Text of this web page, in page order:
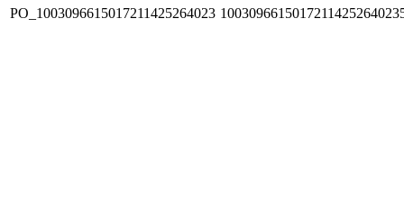
PO_1003096615017211425264023